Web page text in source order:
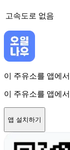
고속도로 없음
이 주유소를 앱에
이 주유소를 앱에
앱 설치하기